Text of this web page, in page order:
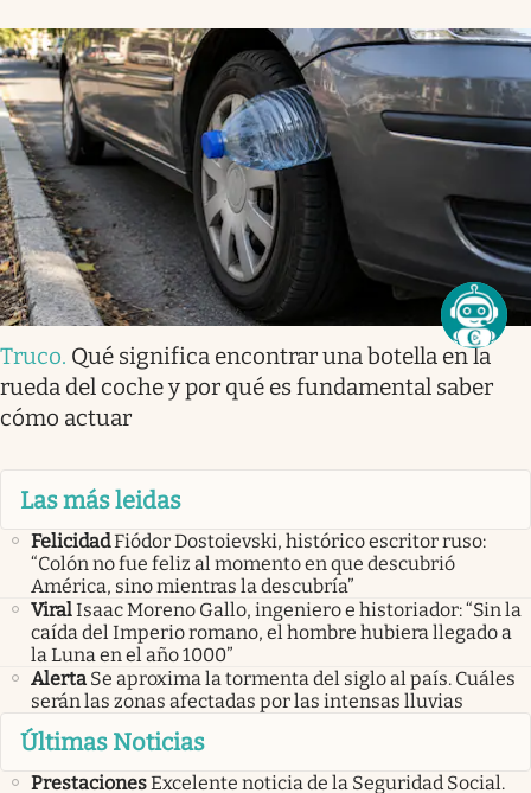
Truco. Qué significa encontrar una botella en la
rueda del coche y por qué es fundamental saber
cómo actuar
Las más leidas
FelicidadFiódor Dostoievski, histórico escritor ruso:
“Colón no fue feliz al momento en que descubrió
América, sino mientras la descubría”
ViralIsaac Moreno Gallo, ingeniero e historiador: “Sin la
caída del Imperio romano, el hombre hubiera llegado a
la Luna en el año 1000”
Alerta Se aproxima la tormenta del siglo al país. Cuáles
serán las zonas afectadas por las intensas lluvias
Últimas Noticias
PrestacionesExcelente noticia de la Seguridad Social.